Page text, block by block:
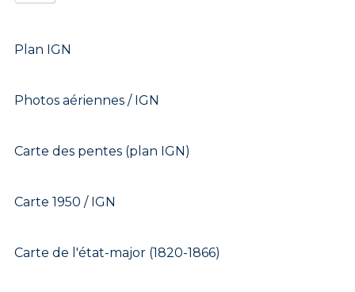
Plan IGN
Photos aériennes / IGN
Carte des pentes (plan IGN)
Carte 1950 / IGN
Carte de l'état-major (1820-1866)